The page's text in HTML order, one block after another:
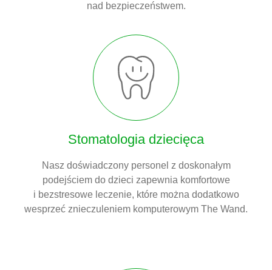
nad bezpieczeństwem.
Stomatologia dziecięca
Nasz doświadczony personel z doskonałym
podejściem do dzieci zapewnia komfortowe
i bezstresowe leczenie, które można dodatkowo
wesprzeć znieczuleniem komputerowym The Wand.